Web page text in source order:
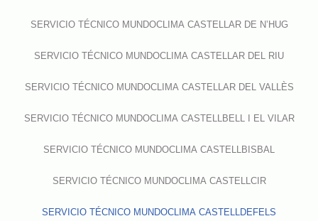
SERVICIO TÉCNICO MUNDOCLIMA CASTELLAR DE N’HUG
SERVICIO TÉCNICO MUNDOCLIMA CASTELLAR DEL RIU
SERVICIO TÉCNICO MUNDOCLIMA CASTELLAR DEL VALLÈS
SERVICIO TÉCNICO MUNDOCLIMA CASTELLBELL I EL VILAR
SERVICIO TÉCNICO MUNDOCLIMA CASTELLBISBAL
SERVICIO TÉCNICO MUNDOCLIMA CASTELLCIR
SERVICIO TÉCNICO MUNDOCLIMA CASTELLDEFELS